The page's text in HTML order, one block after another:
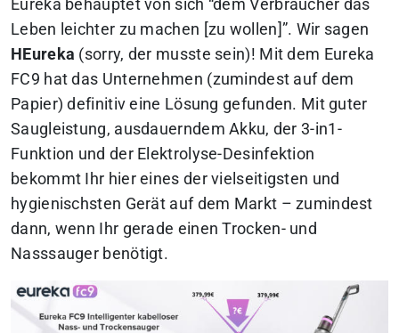
Eureka behauptet von sich “dem Verbraucher das
Leben leichter zu machen [zu wollen]”. Wir sagen
HEureka (sorry, der musste sein)! Mit dem Eureka
FC9 hat das Unternehmen (zumindest auf dem
Papier) definitiv eine Lösung gefunden. Mit guter
Saugleistung, ausdauerndem Akku, der 3-in1-
Funktion und der Elektrolyse-Desinfektion
bekommt Ihr hier eines der vielseitigsten und
hygienischsten Gerät auf dem Markt – zumindest
dann, wenn Ihr gerade einen Trocken- und
Nasssauger benötigt.